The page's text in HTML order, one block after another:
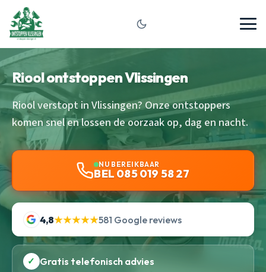
Riool ontstoppen Vlissingen
Riool verstopt in Vlissingen? Onze ontstoppers
komen snel en lossen de oorzaak op, dag en nacht.
NU BEREIKBAAR
BEL 085 019 58 27
4,8★★★★★581 Google reviews
✓ Gratis telefonisch advies